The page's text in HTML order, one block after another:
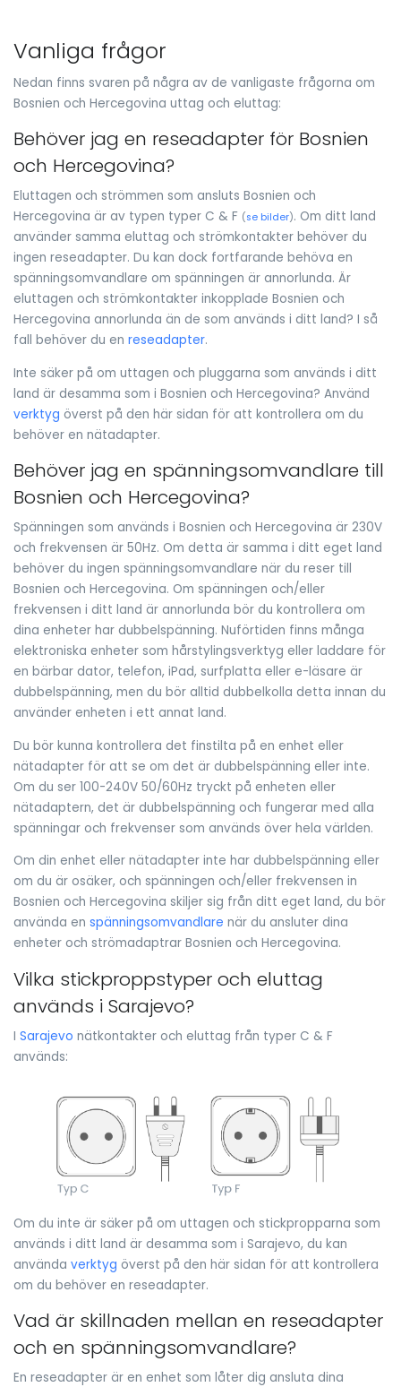
Vanliga frågor
Nedan finns svaren på några av de vanligaste frågorna om
Bosnien och Hercegovina uttag och eluttag:
Behöver jag en reseadapter för Bosnien
och Hercegovina?
Eluttagen och strömmen som ansluts Bosnien och
Hercegovina är av typen typer C & F (se bilder). Om ditt land
använder samma eluttag och strömkontakter behöver du
ingen reseadapter. Du kan dock fortfarande behöva en
spänningsomvandlare om spänningen är annorlunda. Är
eluttagen och strömkontakter inkopplade Bosnien och
Hercegovina annorlunda än de som används i ditt land? I så
fall behöver du en reseadapter.
Inte säker på om uttagen och pluggarna som används i ditt
land är desamma som i Bosnien och Hercegovina? Använd
verktyg överst på den här sidan för att kontrollera om du
behöver en nätadapter.
Behöver jag en spänningsomvandlare till
Bosnien och Hercegovina?
Spänningen som används i Bosnien och Hercegovina är 230V
och frekvensen är 50Hz. Om detta är samma i ditt eget land
behöver du ingen spänningsomvandlare när du reser till
Bosnien och Hercegovina. Om spänningen och/eller
frekvensen i ditt land är annorlunda bör du kontrollera om
dina enheter har dubbelspänning. Nuförtiden finns många
elektroniska enheter som hårstylingsverktyg eller laddare för
en bärbar dator, telefon, iPad, surfplatta eller e-läsare är
dubbelspänning, men du bör alltid dubbelkolla detta innan du
använder enheten i ett annat land.
Du bör kunna kontrollera det finstilta på en enhet eller
nätadapter för att se om det är dubbelspänning eller inte.
Om du ser 100-240V 50/60Hz tryckt på enheten eller
nätadaptern, det är dubbelspänning och fungerar med alla
spänningar och frekvenser som används över hela världen.
Om din enhet eller nätadapter inte har dubbelspänning eller
om du är osäker, och spänningen och/eller frekvensen in
Bosnien och Hercegovina skiljer sig från ditt eget land, du bör
använda en spänningsomvandlare när du ansluter dina
enheter och strömadaptrar Bosnien och Hercegovina.
Vilka stickproppstyper och eluttag
används i Sarajevo?
I Sarajevo nätkontakter och eluttag från typer C & F
används:
Om du inte är säker på om uttagen och stickpropparna som
används i ditt land är desamma som i Sarajevo, du kan
använda verktyg överst på den här sidan för att kontrollera
om du behöver en reseadapter.
Vad är skillnaden mellan en reseadapter
och en spänningsomvandlare?
En reseadapter är en enhet som låter dig ansluta dina